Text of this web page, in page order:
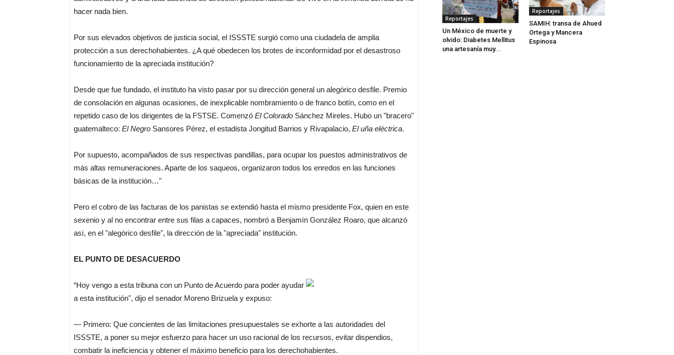
hacer nada bien.
Por sus elevados objetivos de justicia social, el ISSSTE surgió como una ciudadela de amplia
protección a sus derechohabientes. ¿A qué obedecen los brotes de inconformidad por el desastroso
funcionamiento de la apreciada institución?
Desde que fue fundado, el instituto ha visto pasar por su dirección general un alegórico desfile. Premio
de consolación en algunas ocasiones, de inexplicable nombramiento o de franco botín, como en el
repetido caso de los dirigentes de la FSTSE. Comenzó El Colorado Sánchez Mireles. Hubo un "bracero"
guatemalteco: El Negro Sansores Pérez, el estadista Jongitud Barrios y Rivapalacio, El uña eléctrica.
Por supuesto, acompañados de sus respectivas pandillas, para ocupar los puestos administrativos de
más altas remuneraciones. Aparte de los saqueos, organizaron todos los enredos en las funciones
básicas de la institución…"
Pero el cobro de las facturas de los panistas se extendió hasta el mismo presidente Fox, quien en este
sexenio y al no encontrar entre sus filas a capaces, nombró a Benjamín González Roaro, que alcanzó
así, en el "alegórico desfile", la dirección de la "apreciada" institución.
EL PUNTO DE DESACUERDO
“Hoy vengo a esta tribuna con un Punto de Acuerdo para poder ayudar
a esta institución", dijo el senador Moreno Brizuela y expuso:
— Primero: Que concientes de las limitaciones presupuestales se exhorte a las autoridades del
ISSSTE, a poner su mejor esfuerzo para hacer un uso racional de los recursos, evitar dispendios,
combatir la ineficiencia y obtener el máximo beneficio para los derechohabientes.
Reportajes
Un México de muerte y
olvido: Diabetes Mellitus
una artesanía muy...
Reportajes
SAMIH: transa de Ahued
Ortega y Mancera
Espinosa